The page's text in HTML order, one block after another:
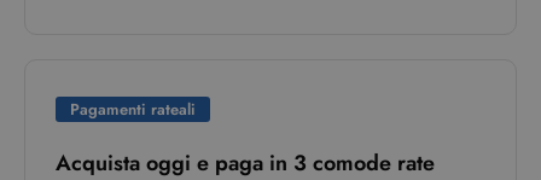
Pagamenti rateali
Acquista oggi e paga in 3 comode rate